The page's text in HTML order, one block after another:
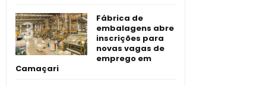
Fábrica de
embalagens abre
inscrições para
novas vagas de
emprego em
Camaçari